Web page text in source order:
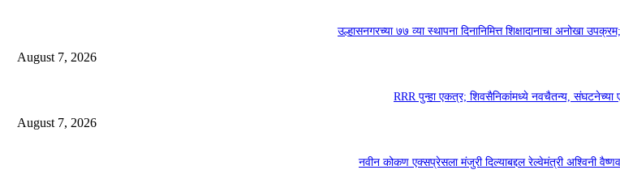
उल्हासनगरच्या ७७ व्या स्थापना दिनानिमित्त शिक्षादानाचा अनोखा
August 7, 2026
RRR पुन्हा एकत्र; शिवसैनिकांमध्ये नवचैतन्य, संघटनेच्या
August 7, 2026
नवीन कोकण एक्सप्रेसला मंजुरी दिल्याबद्दल रेल्वेमंत्री अश्विनी